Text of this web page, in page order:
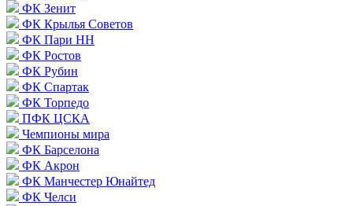
ФК Зенит
ФК Крылья Советов
ФК Пари НН
ФК Ростов
ФК Рубин
ФК Спартак
ФК Торпедо
ПФК ЦСКА
Чемпионы мира
ФК Барселона
ФК Акрон
ФК Манчестер Юнайтед
ФК Челси